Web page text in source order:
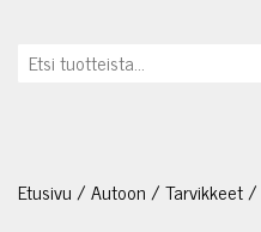
Etusivu/Autoon/Tarvikkeet/